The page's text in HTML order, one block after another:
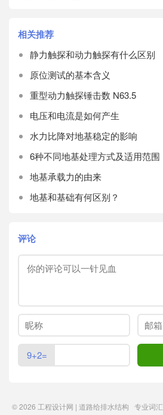
相关推荐
静力触探和动力触探有什么区别
原位测试的基本含义
重型动力触探锤击数 N63.5
电压和电流是如何产生
水力比降对地基稳定的影响
6种不同地基处理方式及适用范围
地基承载力的由来
地基和基础有何区别？
评论
9+2=
© 2026 工程设计网 | 道路给排水结构 专业词汇